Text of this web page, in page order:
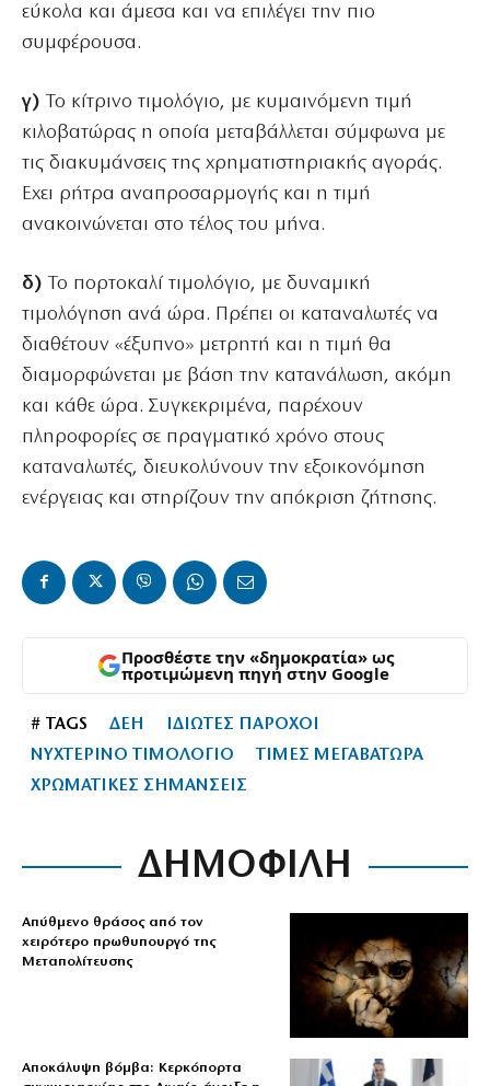
εύκολα και άμεσα και να επιλέγει την πιο
συμφέρουσα.
γ) Το κίτρινο τιμολόγιο, με κυμαινόμενη τιμή
κιλοβατώρας η οποία μεταβάλλεται σύμφωνα με
τις διακυμάνσεις της χρηματιστηριακής αγοράς.
Εχει ρήτρα αναπροσαρμογής και η τιμή
ανακοινώνεται στο τέλος του μήνα.
δ) Το πορτοκαλί τιμολόγιο, με δυναμική
τιμολόγηση ανά ώρα. Πρέπει οι καταναλωτές να
διαθέτουν «έξυπνο» μετρητή και η τιμή θα
διαμορφώνεται με βάση την κατανάλωση, ακόμη
και κάθε ώρα. Συγκεκριμένα, παρέχουν
πληροφορίες σε πραγματικό χρόνο στους
καταναλωτές, διευκολύνουν την εξοικονόμηση
ενέργειας και στηρίζουν την απόκριση ζήτησης.
Προσθέστε την «δημοκρατία» ως
προτιμώμενη πηγή στην Google
# TAGS ΔΕΗ
ΙΔΙΩΤΕΣ ΠΑΡΟΧΟΙ
ΝΥΧΤΕΡΙΝΟ ΤΙΜΟΛΟΓΙΟ
ΤΙΜΕΣ ΜΕΓΑΒΑΤΩΡΑ
ΧΡΩΜΑΤΙΚΕΣ ΣΗΜΑΝΣΕΙΣ
ΔΗΜΟΦΙΛΗ
Απύθμενο θράσος από τον
χειρότερο πρωθυπουργό της
Μεταπολίτευσης
Αποκάλυψη βόμβα: Κερκόπορτα